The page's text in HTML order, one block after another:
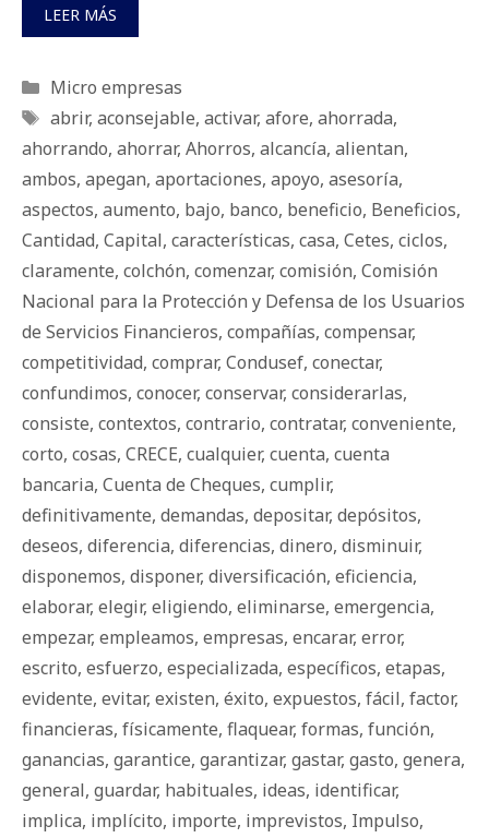
LEER MÁS
Categorías
Micro empresas
Etiquetas
abrir, aconsejable, activar, afore, ahorrada,
ahorrando, ahorrar, Ahorros, alcancía, alientan,
ambos, apegan, aportaciones, apoyo, asesoría,
aspectos, aumento, bajo, banco, beneficio, Beneficios,
Cantidad, Capital, características, casa, Cetes, ciclos,
claramente, colchón, comenzar, comisión, Comisión
Nacional para la Protección y Defensa de los Usuarios
de Servicios Financieros, compañías, compensar,
competitividad, comprar, Condusef, conectar,
confundimos, conocer, conservar, considerarlas,
consiste, contextos, contrario, contratar, conveniente,
corto, cosas, CRECE, cualquier, cuenta, cuenta
bancaria, Cuenta de Cheques, cumplir,
definitivamente, demandas, depositar, depósitos,
deseos, diferencia, diferencias, dinero, disminuir,
disponemos, disponer, diversificación, eficiencia,
elaborar, elegir, eligiendo, eliminarse, emergencia,
empezar, empleamos, empresas, encarar, error,
escrito, esfuerzo, especializada, específicos, etapas,
evidente, evitar, existen, éxito, expuestos, fácil, factor,
financieras, físicamente, flaquear, formas, función,
ganancias, garantice, garantizar, gastar, gasto, genera,
general, guardar, habituales, ideas, identificar,
implica, implícito, importe, imprevistos, Impulso,